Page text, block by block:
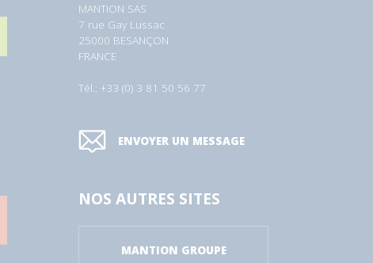
MANTION SAS
7 rue Gay Lussac
25000 BESANÇON
FRANCE
Tél.: +33 (0) 3 81 50 56 77
ENVOYER UN MESSAGE
NOS AUTRES SITES
MANTION GROUPE